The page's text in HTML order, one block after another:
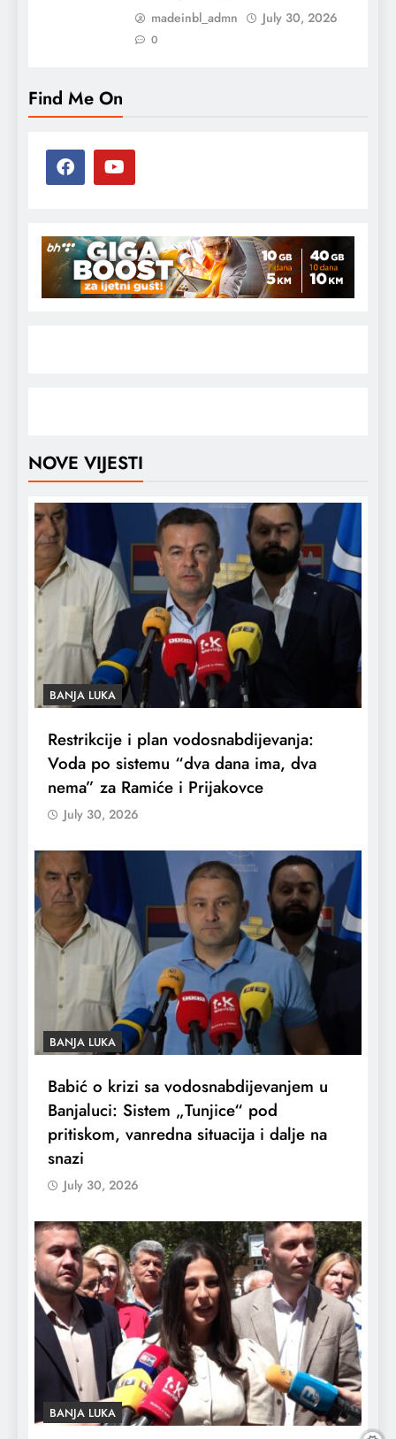
madeinbl_admn July 30, 2026
0
Find Me On
NOVE VIJESTI
BANJA LUKA
Restrikcije i plan vodosnabdijevanja:
Voda po sistemu “dva dana ima, dva
nema” za Ramiće i Prijakovce
July 30, 2026
BANJA LUKA
Babić o krizi sa vodosnabdijevanjem u
Banjaluci: Sistem „Tunjice“ pod
pritiskom, vanredna situacija i dalje na
snazi
July 30, 2026
BANJA LUKA